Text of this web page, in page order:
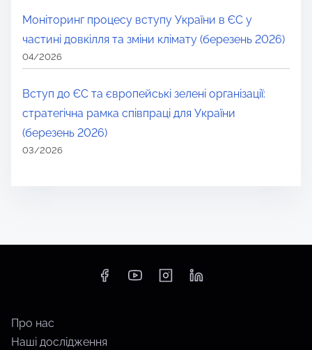
Моніторинг процесу вступу України в ЄС у
частині довкілля та зміни клімату (березень 2026)
04/2026
Вступ до ЄС та європейські зелені організації:
стратегічна рамка співпраці для України
(березень 2026)
03/2026
Про нас
Наші дослідження